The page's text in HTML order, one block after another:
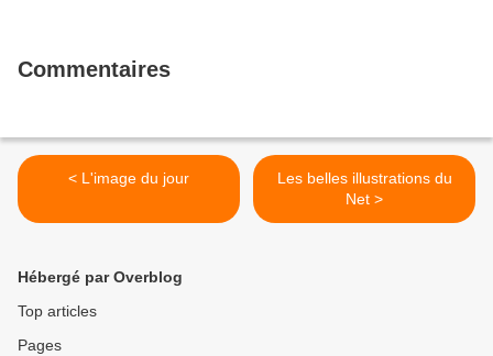
Commentaires
< L'image du jour
Les belles illustrations du
Net >
Hébergé par Overblog
Top articles
Pages